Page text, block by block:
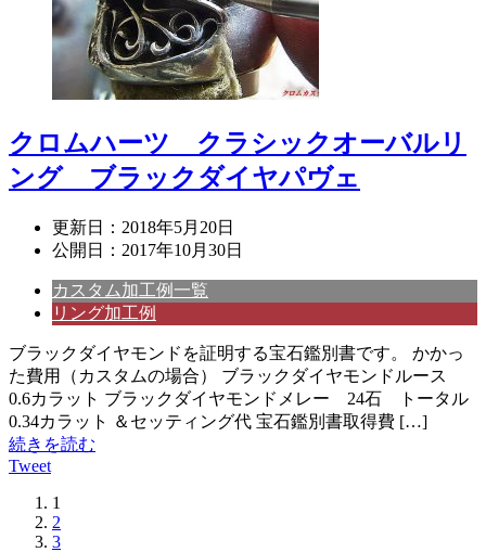
クロムハーツ クラシックオーバルリ
ング ブラックダイヤパヴェ
更新日： 2018年5月20日
公開日： 2017年10月30日
カスタム加工例一覧
リング加工例
ブラックダイヤモンドを証明する宝石鑑別書です。 かかっ
た費用（カスタムの場合） ブラックダイヤモンドルース
0.6カラット ブラックダイヤモンドメレー 24石 トータル
0.34カラット ＆セッティング代 宝石鑑別書取得費 […]
続きを読む
Tweet
1
2
3